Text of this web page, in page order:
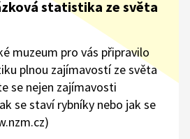
statistika ze světa
muzeum pro vás připravilo
plnou zajímavostí ze světa
se nejen zajímavosti
se staví rybníky nebo jak se